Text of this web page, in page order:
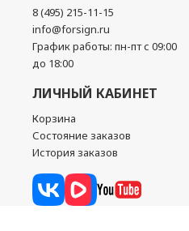
8 (495) 215-11-15
info@forsign.ru
График работы: пн-пт с 09:00
до 18:00
ЛИЧНЫЙ КАБИНЕТ
Корзина
Состояние заказов
История заказов